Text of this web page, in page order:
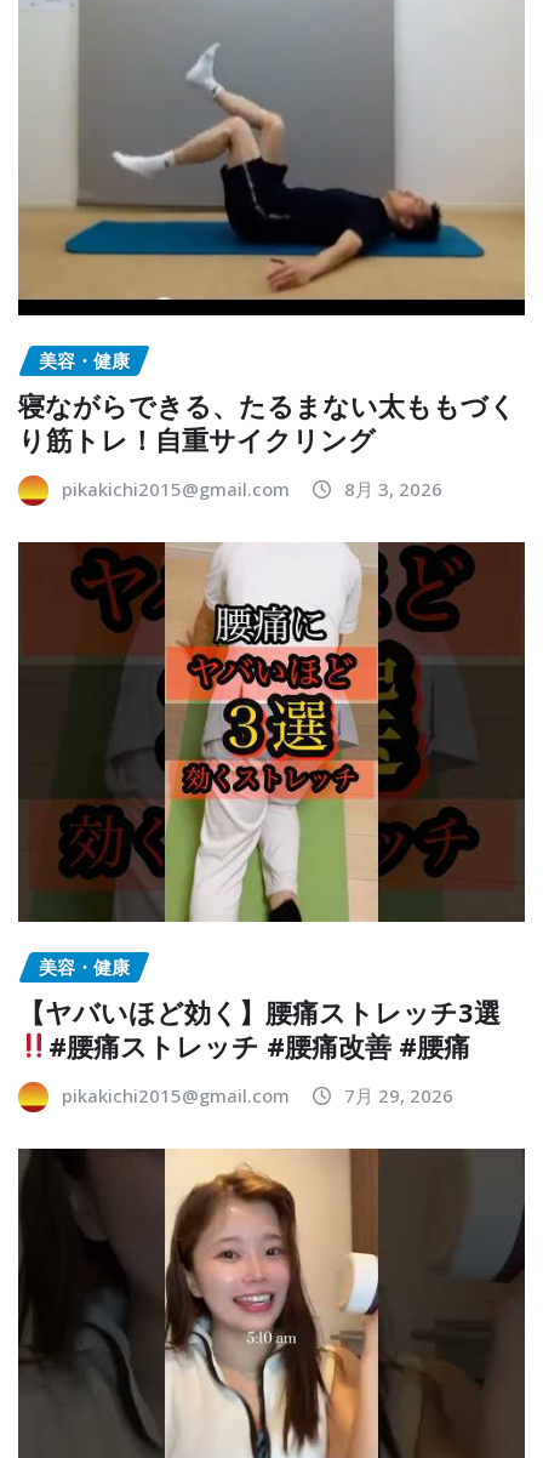
美容・健康
寝ながらできる、たるまない太ももづく
り筋トレ！自重サイクリング
pikakichi2015@gmail.com 8月 3, 2026
美容・健康
【ヤバいほど効く】腰痛ストレッチ3選
#腰痛ストレッチ #腰痛改善 #腰痛
pikakichi2015@gmail.com 7月 29, 2026